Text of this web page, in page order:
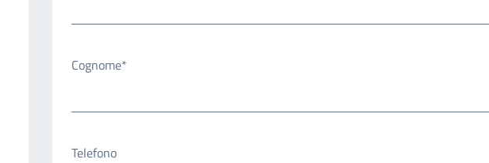
Cognome*
Telefono